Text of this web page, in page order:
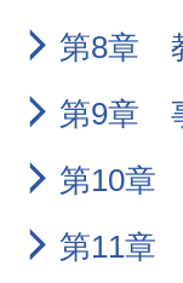
第8章
第9章
第10章
第11章